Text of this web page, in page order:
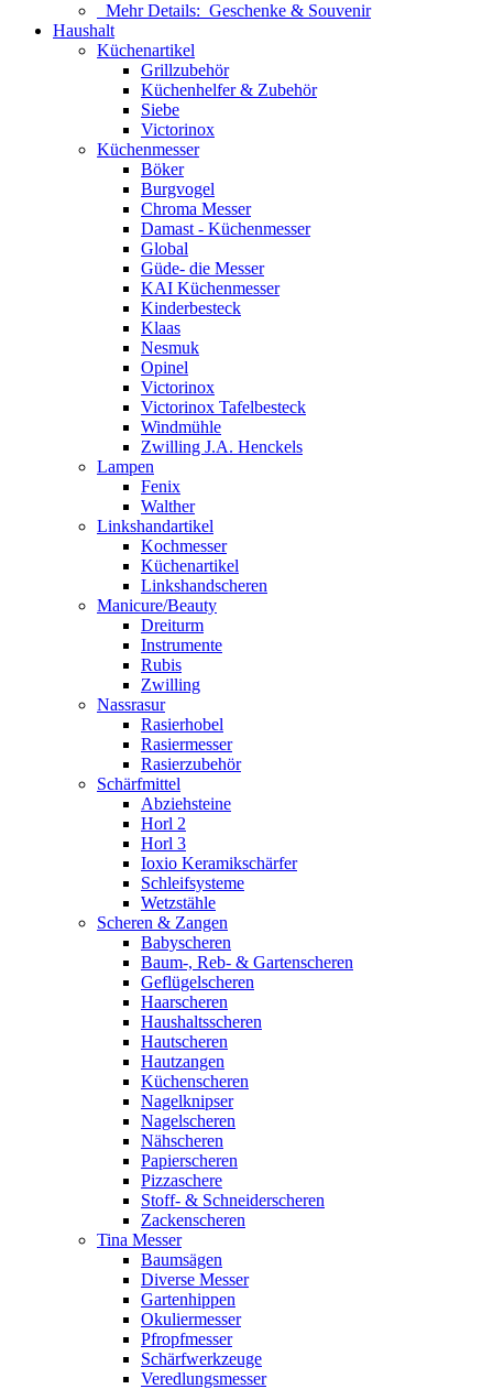
Mehr Details: Geschenke & Souvenir
Haushalt
Küchenartikel
Grillzubehör
Küchenhelfer & Zubehör
Siebe
Victorinox
Küchenmesser
Böker
Burgvogel
Chroma Messer
Damast - Küchenmesser
Global
Güde- die Messer
KAI Küchenmesser
Kinderbesteck
Klaas
Nesmuk
Opinel
Victorinox
Victorinox Tafelbesteck
Windmühle
Zwilling J.A. Henckels
Lampen
Fenix
Walther
Linkshandartikel
Kochmesser
Küchenartikel
Linkshandscheren
Manicure/Beauty
Dreiturm
Instrumente
Rubis
Zwilling
Nassrasur
Rasierhobel
Rasiermesser
Rasierzubehör
Schärfmittel
Abziehsteine
Horl 2
Horl 3
Ioxio Keramikschärfer
Schleifsysteme
Wetzstähle
Scheren & Zangen
Babyscheren
Baum-, Reb- & Gartenscheren
Geflügelscheren
Haarscheren
Haushaltsscheren
Hautscheren
Hautzangen
Küchenscheren
Nagelknipser
Nagelscheren
Nähscheren
Papierscheren
Pizzaschere
Stoff- & Schneiderscheren
Zackenscheren
Tina Messer
Baumsägen
Diverse Messer
Gartenhippen
Okuliermesser
Pfropfmesser
Schärfwerkzeuge
Veredlungsmesser